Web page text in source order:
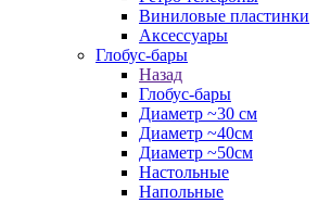
Виниловые пластинки
Аксессуары
Глобус-бары
Назад
Глобус-бары
Диаметр ~30 см
Диаметр ~40см
Диаметр ~50см
Настольные
Напольные